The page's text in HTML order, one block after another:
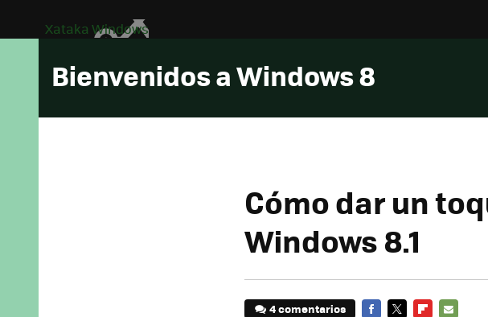
Xataka Windows
Bienvenidos a Windows 8
Cómo dar un
Windows 8.1
4 comentarios